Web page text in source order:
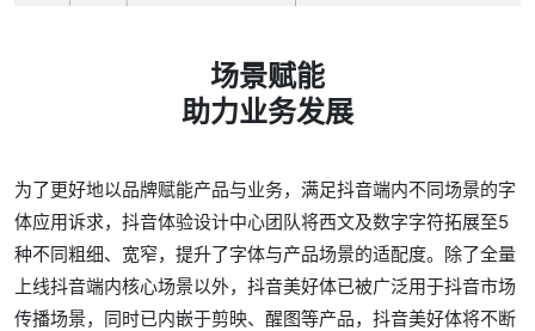
场景赋能
助力业务发展
为了更好地以品牌赋能产品与业务，满足抖音端内不同场景的字
体应用诉求，抖音体验设计中心团队将西文及数字字符拓展至5
种不同粗细、宽窄，提升了字体与产品场景的适配度。除了全量
上线抖音端内核心场景以外，抖音美好体已被广泛用于抖音市场
传播场景，同时已内嵌于剪映、醒图等产品，抖音美好体将不断